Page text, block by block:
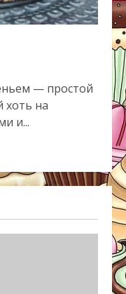
— простой
хоть на
и...